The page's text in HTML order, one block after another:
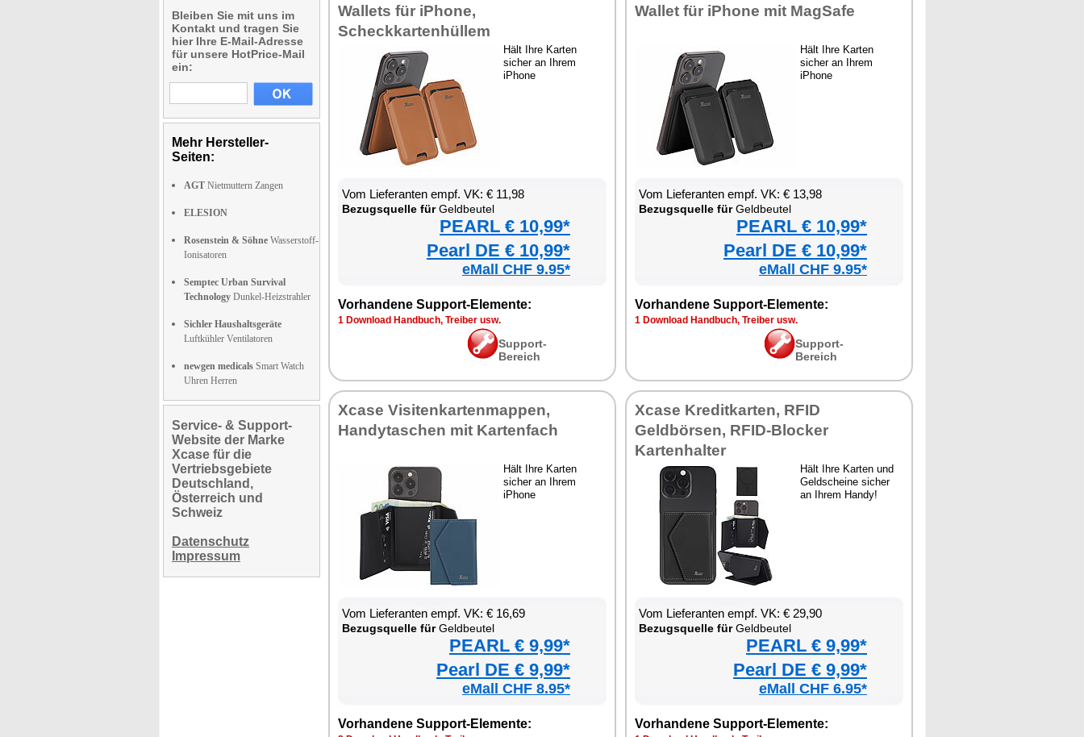
Bleiben Sie mit uns im
Kontakt und tragen Sie
hier Ihre E-Mail-Adresse
für unsere HotPrice-Mail
ein:
Mehr Hersteller-
Seiten:
AGT Nietmuttern Zangen
ELESION
Rosenstein & Söhne Wasserstoff-
Ionisatoren
Semptec Urban Survival
Technology Dunkel-Heizstrahler
Sichler Haushaltsgeräte
Luftkühler Ventilatoren
newgen medicals Smart Watch
Uhren Herren
Service- & Support-
Website der Marke
Xcase für die
Vertriebsgebiete
Deutschland,
Österreich und
Schweiz
Datenschutz
Impressum
Wallets für iPhone,
Scheckkartenhüllem
Hält Ihre Karten
sicher an Ihrem
iPhone
Vom Lieferanten empf. VK: € 11,98
Bezugsquelle fürGeldbeutel
PEARL € 10,99*
Pearl DE € 10,99*
eMall CHF 9.95*
Vorhandene Support-Elemente:
1 Download Handbuch, Treiber usw.
Support-
Bereich
Wallet für iPhone mit MagSafe
Hält Ihre Karten
sicher an Ihrem
iPhone
Vom Lieferanten empf. VK: € 13,98
Bezugsquelle fürGeldbeutel
PEARL € 10,99*
Pearl DE € 10,99*
eMall CHF 9.95*
Vorhandene Support-Elemente:
1 Download Handbuch, Treiber usw.
Support-
Bereich
Xcase Visitenkartenmappen,
Handytaschen mit Kartenfach
Hält Ihre Karten
sicher an Ihrem
iPhone
Vom Lieferanten empf. VK: € 16,69
Bezugsquelle fürGeldbeutel
PEARL € 9,99*
Pearl DE € 9,99*
eMall CHF 8.95*
Vorhandene Support-Elemente:
Xcase Kreditkarten, RFID
Geldbörsen, RFID-Blocker
Kartenhalter
Hält Ihre Karten und
Geldscheine sicher
an Ihrem Handy!
Vom Lieferanten empf. VK: € 29,90
Bezugsquelle fürGeldbeutel
PEARL € 9,99*
Pearl DE € 9,99*
eMall CHF 6.95*
Vorhandene Support-Elemente: